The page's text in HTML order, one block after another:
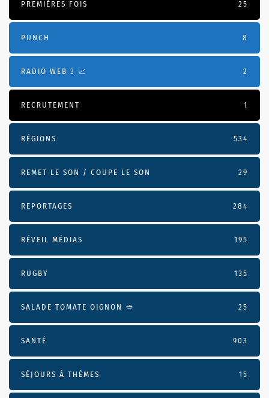
PREMIÈRES FOIS 25
PUNCH 8
RADIO WEB 3 📈 2
RECRUTEMENT 1
RÉGIONS 534
REMET LE SON / COUPE LE SON 29
REPORTAGES 284
RÉVEIL MÉDIAS 195
RUGBY 135
SALADE TOMATE OIGNON 🥙 25
SANTÉ 903
SÉJOURS À THÈMES 15